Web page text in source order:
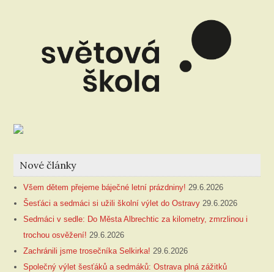
Nové články
Všem dětem přejeme báječné letní prázdniny! 29.6.2026
Šesťáci a sedmáci si užili školní výlet do Ostravy 29.6.2026
Sedmáci v sedle: Do Města Albrechtic za kilometry, zmrzlinou i
trochou osvěžení! 29.6.2026
Zachránili jsme trosečníka Selkirka! 29.6.2026
Společný výlet šesťáků a sedmáků: Ostrava plná zážitků